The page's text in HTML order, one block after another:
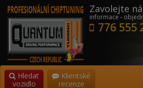
Zavolejte
informace -
776 555
Hledat
vozidlo
Klientské
recenze